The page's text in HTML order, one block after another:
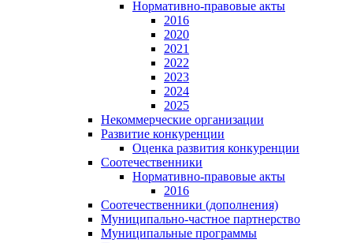
Нормативно-правовые акты
2016
2020
2021
2022
2023
2024
2025
Некоммерческие организации
Развитие конкуренции
Оценка развития конкуренции
Соотечественники
Нормативно-правовые акты
2016
Соотечественники (дополнения)
Муниципально-частное партнерство
Муниципальные программы